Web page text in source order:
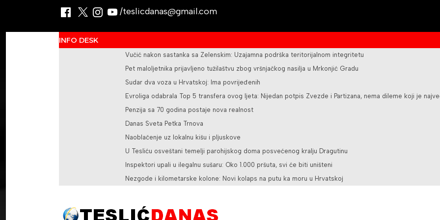
/teslicdanas@gmail.com
INFO DESK
Vučić nakon sastanka sa Zelenskim: Uzajamna podrška teritorijalnom integritetu
Pet maloljetnika prijavljeno tužilaštvu zbog vršnjačkog nasilja u Mrkonjić Gradu
Sudar dva voza u Hrvatskoj: Ima povrijeđenih
Evroliga odabrala Top 5 transfera ovog ljeta: Nijedan potpis Zvezde i Partizana, nema dileme koji je
Penzija sa 70 godina postaje nova realnost
Danas Sveta Petka Trnova
Naoblačenje uz lokalnu kišu i pljuskove
U Tesliću osveštani temelji parohijskog doma posvećenog kralju Dragutinu
Inspektori upali u ilegalnu sušaru: Oko 1.000 pršuta, svi će biti uništeni
Nezgode i kilometarske kolone: Novi kolaps na putu ka moru u Hrvatskoj